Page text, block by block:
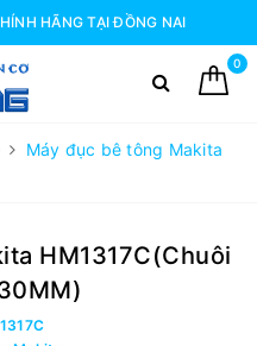
HÃNG TẠI ĐỒNG NAI
0
Máy đục bê tông Makita
HM1317C(Chuôi